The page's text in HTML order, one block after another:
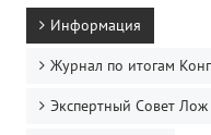
Информация
Журнал по итогам
Экспертный Совет